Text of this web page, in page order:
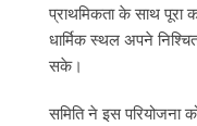
प्राथमिकता के साथ पूरा
धार्मिक स्थल अपने
सके।
समिति ने इस परियोजना